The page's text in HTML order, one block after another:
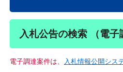
入札公告の検索 （電子
電子調達案件は、 入札情報公開シス